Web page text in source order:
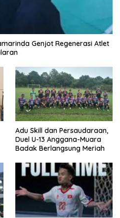
Genjot Regenerasi Atlet
Adu Skill dan Persaudaraan,
Duel U-13 Anggana-Muara
Badak Berlangsung Meriah